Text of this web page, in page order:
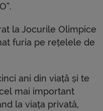
la Jocurile Olimpice
furia pe rețelele de
ani din viață și te
mai important
la viața privată,